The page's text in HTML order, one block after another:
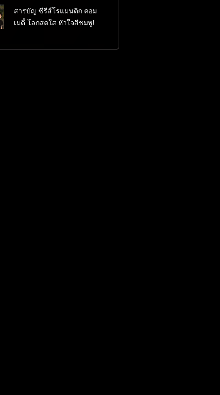
สารบัญ ซีรีส์โรแมนติก คอม
เมดี้ โลกสดใส หัวใจสีชมพู!